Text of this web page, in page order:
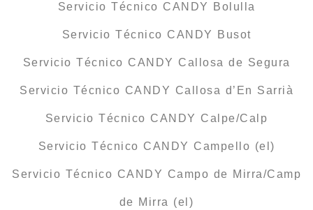
Servicio Técnico CANDY Bolulla
Servicio Técnico CANDY Busot
Servicio Técnico CANDY Callosa de Segura
Servicio Técnico CANDY Callosa d’En Sarrià
Servicio Técnico CANDY Calpe/Calp
Servicio Técnico CANDY Campello (el)
Servicio Técnico CANDY Campo de Mirra/Camp
de Mirra (el)